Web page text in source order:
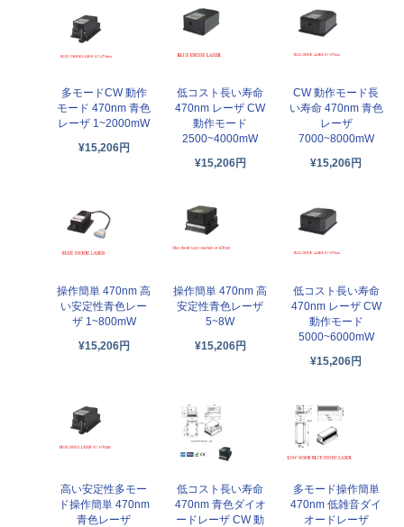
多モードCW 動作
モード 470nm 青色
レーザ 1~2000mW
¥15,206円
低コスト長い寿命
470nm レーザ CW
動作モード
2500~4000mW
¥15,206円
CW 動作モード長
い寿命 470nm 青色
レーザ
7000~8000mW
¥15,206円
操作簡単 470nm 高
い安定性青色レー
ザ 1~800mW
¥15,206円
操作簡単 470nm 高
安定性青色レーザ
5~8W
¥15,206円
低コスト長い寿命
470nm レーザ CW
動作モード
5000~6000mW
¥15,206円
高い安定性多モー
ド操作簡単 470nm
青色レーザ
低コスト長い寿命
470nm 青色ダイオ
ードレーザ CW 動
多モード操作簡単
470nm 低雑音ダイ
オードレーザ